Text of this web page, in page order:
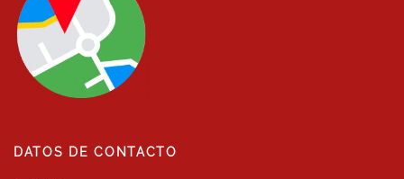
DATOS DE CONTACTO